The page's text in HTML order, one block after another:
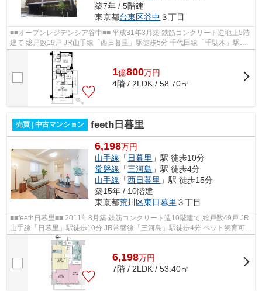
築7年 / 5階建
東京都台東区谷中 ３丁目
■■オープンレジデンシア谷中■■ 平成31年3月築 鉄筋コンクリート造地上5階
建て 総戸数19戸 JR山手線「西日暮里」駅徒歩5分 千代田線「千駄木」駅徒
歩6分 JR山手線「日暮里」駅徒歩10...
1億800万円
4階 / 2LDK / 58.70㎡
売買 | 中古マンション feeth日暮里
6,198万円
山手線 「 日暮里 」駅 徒歩10分
常磐線 「三河島 」駅 徒歩4分
山手線 「西日暮里 」駅 徒歩15分
築15年 / 10階建
東京都荒川区東日暮里 ３丁目
■■feeth日暮里■■ 2011年8月築 鉄筋コンクリート造10階建て 総戸数49戸 JR
山手線「日暮里」駅徒歩10分 JR常磐線「三河島」駅徒歩4分 ペット飼育可能
複数路線利用可能 オートロック ...
6,198万円
7階 / 2LDK / 53.40㎡